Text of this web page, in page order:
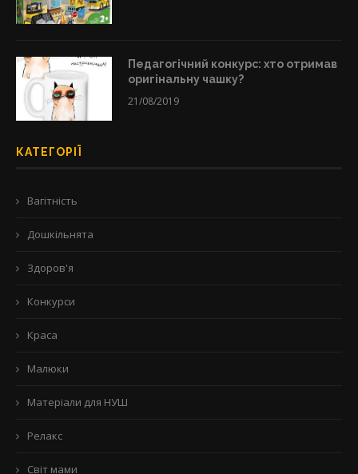
Педагогічний конкурс: хто отримав
оригінальну чашку?
21/08/2019
КАТЕГОРІЇ
Вагітність
Дошкільнята
Здоров'я
Конкурси
Краса
Малюки
Матеріали для НУШ
Релакс
Світ мами